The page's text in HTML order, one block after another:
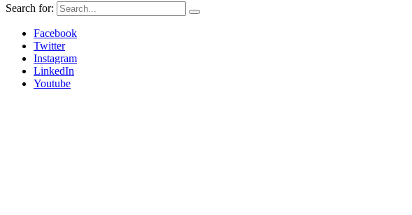
Search for:
Facebook
Twitter
Instagram
LinkedIn
Youtube